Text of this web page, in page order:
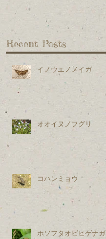
Recent Posts
イノウエノメイガ
オオイヌノフグリ
コハンミョウ
ホソフタオビヒゲナガ